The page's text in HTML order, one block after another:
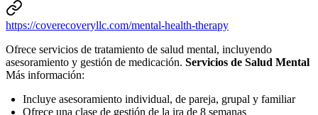
https://coverecoveryllc.com/mental-health-therapy
Ofrece servicios de tratamiento de salud mental, incluyendo
asesoramiento y gestión de medicación. Servicios de Salud Mental
Más información:
Incluye asesoramiento individual, de pareja, grupal y familiar
Ofrece una clase de gestión de la ira de 8 semanas